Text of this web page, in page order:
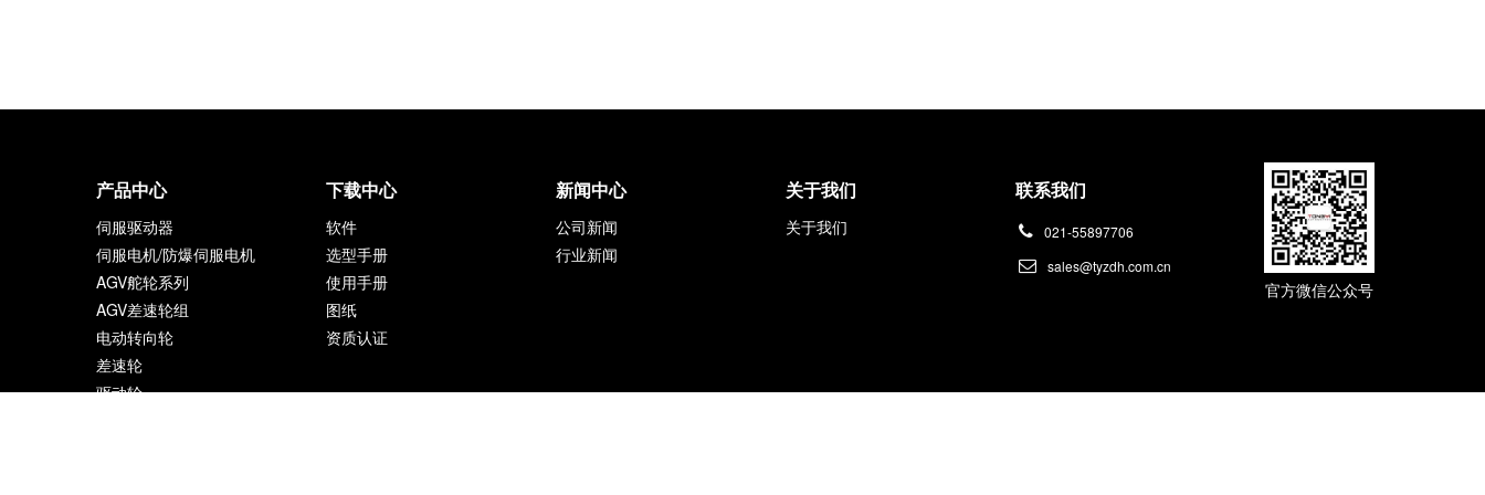
产品中心 下载中心 新闻中心 关于我们 联系我们
伺服驱动器
伺服电机/防爆伺服电机
AGV舵轮系列
AGV差速轮组
电动转向轮
差速轮
驱动轮
软件
选型手册
使用手册
图纸
资质认证
公司新闻
行业新闻
关于我们
官方微信公众号
021-55897706
sales@tyzdh.com.cn